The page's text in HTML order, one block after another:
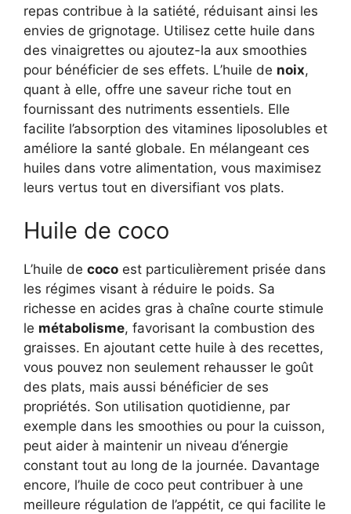
repas contribue à la satiété, réduisant ainsi les
envies de grignotage. Utilisez cette huile dans
des vinaigrettes ou ajoutez-la aux smoothies
pour bénéficier de ses effets. L’huile de noix,
quant à elle, offre une saveur riche tout en
fournissant des nutriments essentiels. Elle
facilite l’absorption des vitamines liposolubles et
améliore la santé globale. En mélangeant ces
huiles dans votre alimentation, vous maximisez
leurs vertus tout en diversifiant vos plats.
Huile de coco
L’huile de coco est particulièrement prisée dans
les régimes visant à réduire le poids. Sa
richesse en acides gras à chaîne courte stimule
le métabolisme, favorisant la combustion des
graisses. En ajoutant cette huile à des recettes,
vous pouvez non seulement rehausser le goût
des plats, mais aussi bénéficier de ses
propriétés. Son utilisation quotidienne, par
exemple dans les smoothies ou pour la cuisson,
peut aider à maintenir un niveau d’énergie
constant tout au long de la journée. Davantage
encore, l’huile de coco peut contribuer à une
meilleure régulation de l’appétit, ce qui facilite le